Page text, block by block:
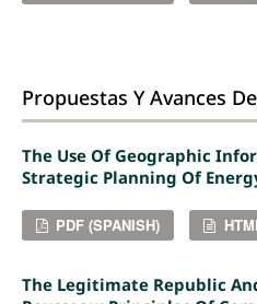
Propuestas Y Avances
The Use Of Geographic
Strategic Planning Of
PDF (SPANISH)
The Legitimate Republic